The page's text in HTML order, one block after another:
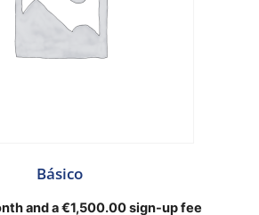
Básico
and a€1,500.00sign-up fee